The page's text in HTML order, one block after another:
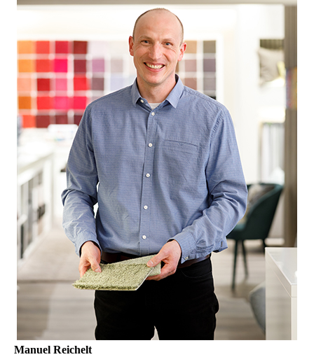
Manuel Reichelt